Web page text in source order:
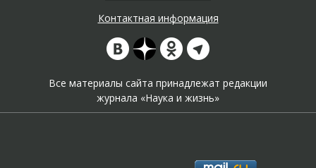
Контактная информация
Все материалы сайта принадлежат редакции
журнала «Наука и жизнь»